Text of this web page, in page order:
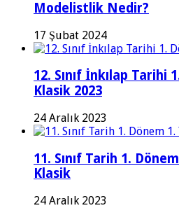
Modelistlik Nedir?
17 Şubat 2024
12. Sınıf İnkılap Tarihi
Klasik 2023
24 Aralık 2023
11. Sınıf Tarih 1.
Klasik
24 Aralık 2023